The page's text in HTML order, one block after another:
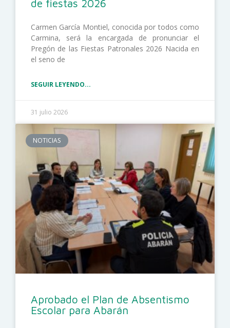
de fiestas 2026
Carmen García Montiel, conocida por todos como
Carmina, será la encargada de pronunciar el
Pregón de las Fiestas Patronales 2026 Nacida en
el seno de
SEGUIR LEYENDO...
31 julio 2026
NOTICIAS
Aprobado el Plan de Absentismo
Escolar para Abarán